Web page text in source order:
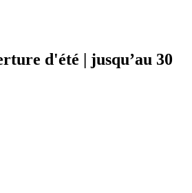
d'été | jusqu’au 30